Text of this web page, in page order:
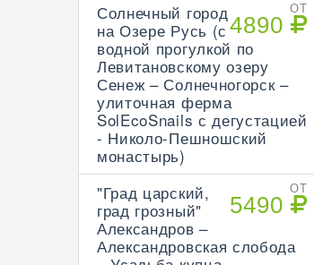
ОТ
4890
Солнечный город
на Озере Русь (с
водной прогулкой по
Левитановскому озеру
Сенеж – Солнечногорск –
улиточная ферма
SolEcoSnails с дегустацией
- Николо-Пешношский
монастырь)
ОТ
5490
"Град царский,
град грозный"
Александров –
Александровская слобода